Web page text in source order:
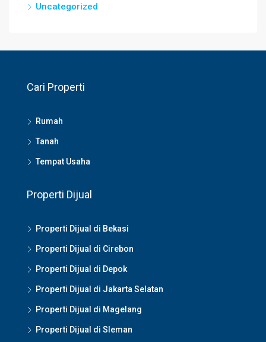
Uncategorized
Cari Properti
Rumah
Tanah
Tempat Usaha
Properti Dijual
Properti Dijual di Bekasi
Properti Dijual di Cirebon
Properti Dijual di Depok
Properti Dijual di Jakarta Selatan
Properti Dijual di Magelang
Properti Dijual di Sleman